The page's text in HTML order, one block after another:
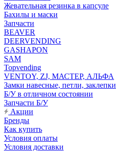
Жевательная резинка в капсуле
Бахилы и маски
Запчасти
BEAVER
DEERVENDING
GASHAPON
SAM
Topvending
VENTOY, ZJ, МАСТЕР, АЛЬФА
Замки навесные, петли, заклепки
Б/У в отличном состоянии
Запчасти Б/У
Акции
Бренды
Как купить
Условия оплаты
Условия доставки